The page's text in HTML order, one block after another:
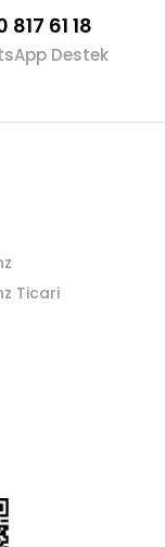
817 61 18
Destek
Ticari